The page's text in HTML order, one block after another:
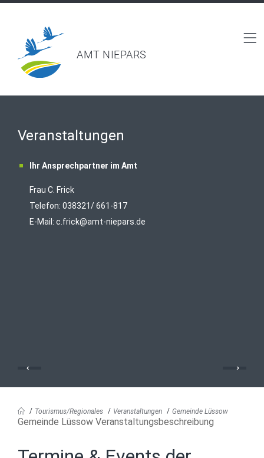
AMT NIEPARS
Veranstaltungen
Ihr Ansprechpartner im Amt
Frau C. Frick
Telefon: 038321/ 661-817
E-Mail: c.frick@amt-niepars.de
Tourismus/Regionales Veranstaltungen Gemeinde Lüssow
Gemeinde Lüssow Veranstaltungsbeschreibung